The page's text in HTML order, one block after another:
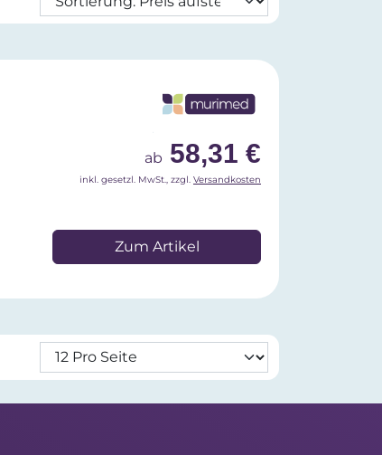
ab 58,31 €
inkl. gesetzl. MwSt., zzgl. Versandkosten
Zum Artikel